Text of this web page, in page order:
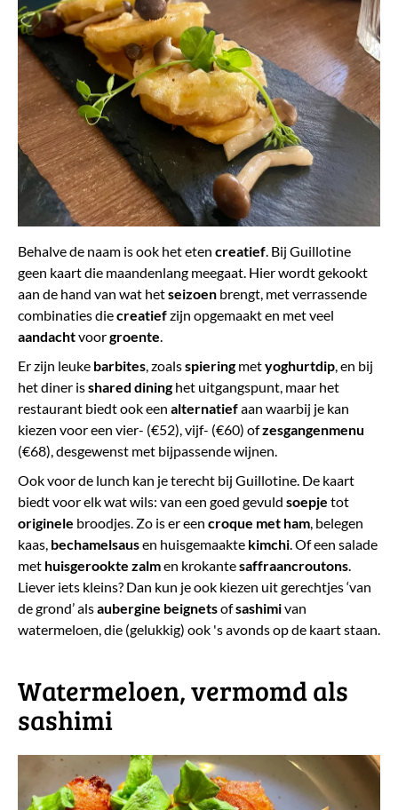
Behalve de naam is ook het eten creatief . Bij Guillotine
geen kaart die maandenlang meegaat. Hier wordt gekookt
aan de hand van wat hetseizoen brengt, met verrassende
combinaties diecreatiefzijn opgemaakt en met veel
aandachtvoorgroente
Er zijn leuke barbites , zoalsspieringmetyoghurtdip , en bij
het diner isshared dininghet uitgangspunt, maar het
restaurant biedt ook een alternatiefaan waarbij je kan
kiezen voor een vier- (€52), vijf- (€60) ofzesgangenmenu
(€68), desgewenst met bijpassende wijnen.
Ook voor de lunch kan je terecht bij Guillotine. De kaart
biedt voor elk wat wils: van een goed gevuld soepje tot
originele broodjes. Zo is er een croque met ham , belegen
kaas, bechamelsausen huisgemaakte kimchi . Of een salade
met huisgerookte zalmen krokantesaffraancroutons
Liever iets kleins? Dan kun je ook kiezen uit gerechtjes ‘van
de grond’ alsaubergine beignetsofsashimivan
watermeloen, die (gelukkig) ook 's avonds op de kaart staan.
Watermeloen, vermomd als
sashimi